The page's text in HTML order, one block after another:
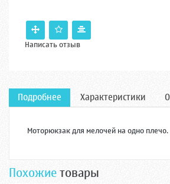
Написать отзыв
Подробнее Характеристики
Моторюкзак для мелочей на одно плечо.
Похожиетовары